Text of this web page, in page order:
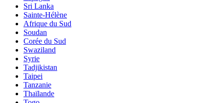
Sri Lanka
Sainte-Hélène
Afrique du Sud
Soudan
Corée du Sud
Swaziland
Syrie
Tadjikistan
Taipei
Tanzanie
Thaïlande